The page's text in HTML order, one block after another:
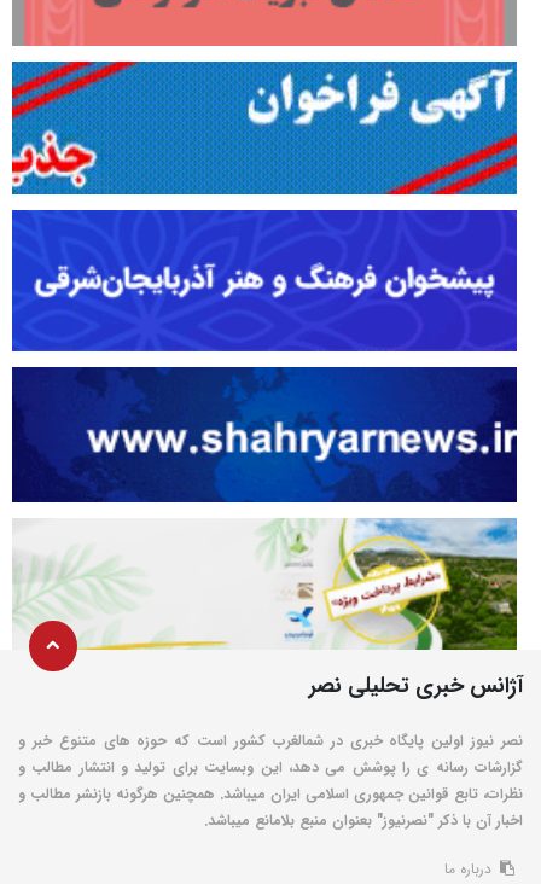
آژانس خبری تحلیلی نصر
نصر نیوز اولین پایگاه خبری در شمالغرب کشور است که حوزه های متنوع خبر و
گزارشات رسانه ی را پوشش می دهد، این وبسایت برای تولید و انتشار مطالب و
نظرات، تابع قوانین جمهوری اسلامی ایران میباشد. همچنین هرگونه بازنشر مطالب و
اخبار آن با ذکر "نصرنیوز" بعنوان منبع بلامانع میباشد.
درباره ما